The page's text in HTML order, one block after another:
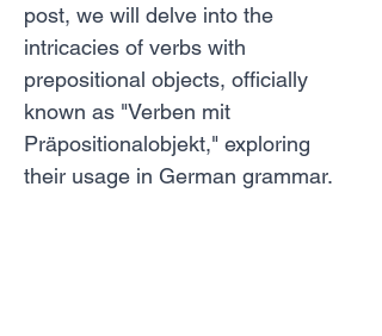
post, we will delve into the
intricacies of verbs with
prepositional objects, officially
known as "Verben mit
Präpositionalobjekt," exploring
their usage in German grammar.